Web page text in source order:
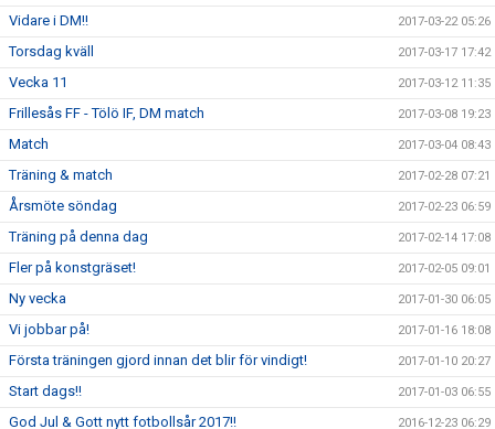
Vidare i DM!! 2017-03-22 05:26
Torsdag kväll 2017-03-17 17:42
Vecka 11 2017-03-12 11:35
Frillesås FF - Tölö IF, DM match 2017-03-08 19:23
Match 2017-03-04 08:43
Träning & match 2017-02-28 07:21
Årsmöte söndag 2017-02-23 06:59
Träning på denna dag 2017-02-14 17:08
Fler på konstgräset! 2017-02-05 09:01
Ny vecka 2017-01-30 06:05
Vi jobbar på! 2017-01-16 18:08
Första träningen gjord innan det blir för vindigt! 2017-01-10 20:27
Start dags!! 2017-01-03 06:55
God Jul & Gott nytt fotbollsår 2017!! 2016-12-23 06:29